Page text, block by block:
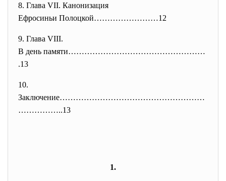
8. Глава VІІ. Канонизация
Ефросиньи Полоцкой……………………12
9. Глава VІІІ.
В день памяти……………………………………………
.13
10.
Заключение………………………………………………
……………..13
1.